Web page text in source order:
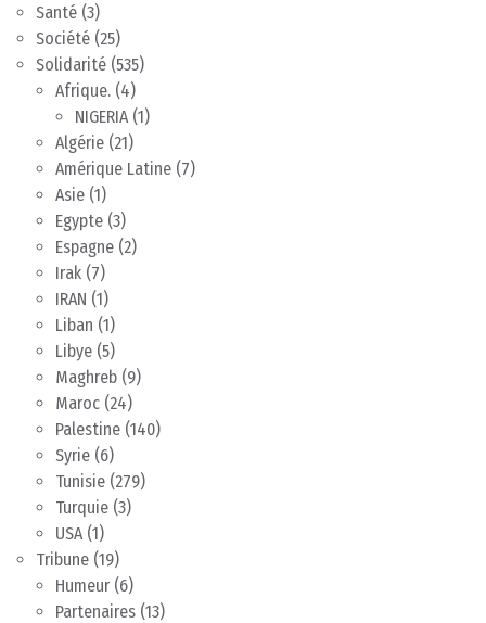
Santé (3)
Société (25)
Solidarité (535)
Afrique. (4)
NIGERIA(1)
Algérie (21)
Amérique Latine (7)
Asie (1)
Egypte (3)
Espagne (2)
Irak (7)
IRAN (1)
Liban (1)
Libye (5)
Maghreb (9)
Maroc (24)
Palestine (140)
Syrie (6)
Tunisie (279)
Turquie (3)
USA(1)
Tribune (19)
Humeur (6)
Partenaires (13)